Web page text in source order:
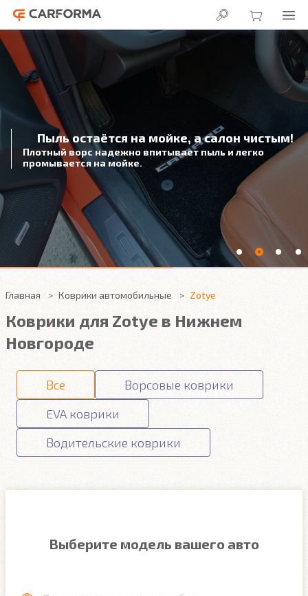
Пыль остаётся на мойке, а салон чистым!
Плотный ворс надежно впитывает пыль и легко
промывается на мойке.
Главная Коврики автомобильные Zotye
Коврики для Zotye в Нижнем
Новгороде
Все
Ворсовые коврики
EVA коврики
Водительские коврики
Выберите модель вашего авто